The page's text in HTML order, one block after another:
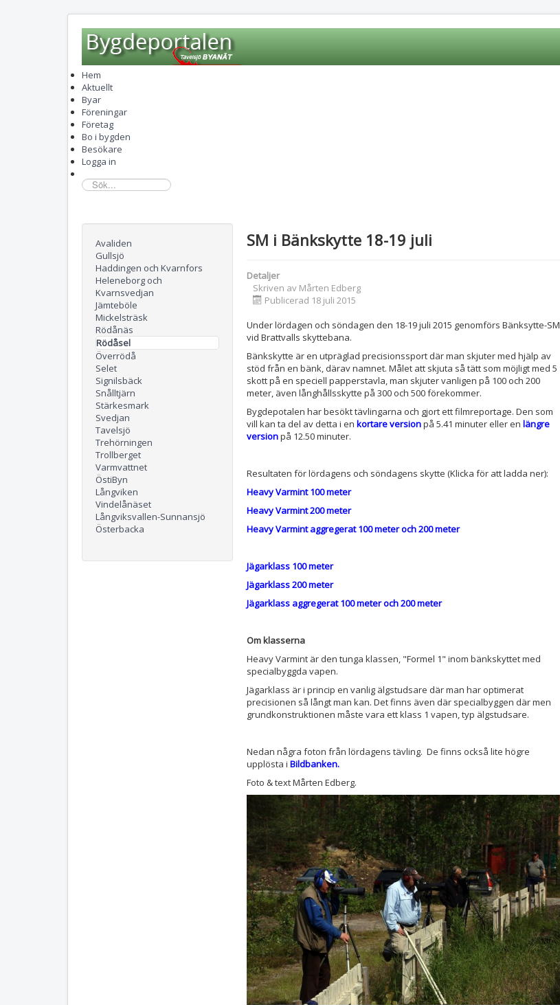
Hem
Aktuellt
Byar
Föreningar
Företag
Bo i bygden
Besökare
Logga in
sök...
Avaliden
Gullsjö
Haddingen och Kvarnfors
Heleneborg och
Kvarnsvedjan
Jämteböle
Mickelsträsk
Rödånäs
Rödåsel
Överrödå
Selet
Signilsbäck
Snålltjärn
Stärkesmark
Svedjan
Tavelsjö
Trehörningen
Trollberget
Varmvattnet
ÖstiByn
Långviken
Vindelånäset
Långviksvallen-Sunnansjö
Österbacka
SM i Bänkskytte 18-19 juli
Detaljer
Skriven av Mårten Edberg
Publicerad 18 juli 2015
Under lördagen och söndagen den 18-19 juli 2015 genomförs Bänksytte-SM
vid Brattvalls skyttebana.
Bänkskytte är en utpräglad precisionssport där man skjuter med hjälp av
stöd från en bänk, därav namnet. Målet att skjuta så tätt som möjligt med 5
skott på en speciell papperstavla, man skjuter vanligen på 100 och 200
meter, även långhållsskytte på 300 och 500 förekommer.
Bygdepotalen har besökt tävlingarna och gjort ett filmreportage. Den som
vill kan ta del av detta i en kortare versionpå 5.41 minuter eller en längre
versionpå 12.50 minuter.
Resultaten för lördagens och söndagens skytte (Klicka för att ladda ner):
Heavy Varmint 100 meter
Heavy Varmint 200 meter
Heavy Varmint aggregerat 100 meter och 200 meter
Jägarklass 100 meter
Jägarklass 200 meter
Jägarklass aggregerat 100 meter och 200 meter
Om klasserna
Heavy Varmint är den tunga klassen, "Formel 1" inom bänkskyttet med
specialbyggda vapen.
Jägarklass är i princip en vanlig älgstudsare där man har optimerat
precisionen så långt man kan. Det finns även där specialbyggen där men
grundkonstruktionen måste vara ett klass 1 vapen, typ älgstudsare.
Nedan några foton från lördagens tävling. De finns också lite högre
upplösta i Bildbanken.
Foto & text Mårten Edberg.